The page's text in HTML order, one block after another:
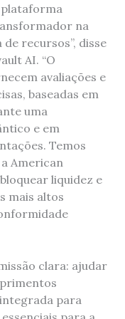
plataforma
na
recursos”, disse
AI. “O
avaliações e
baseadas em
uma
e em
Temos
American
liquidez e
mais altos
clara: ajudar
para